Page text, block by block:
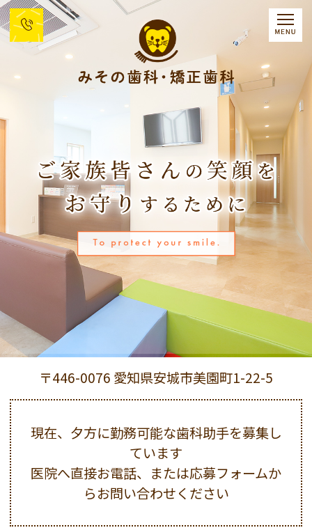
〒446-0076 愛知県安城市美園町1-22-5
現在、夕方に勤務可能な歯科助手を募集し
ています
医院へ直接お電話、または応募フォームか
らお問い合わせください